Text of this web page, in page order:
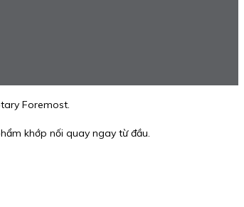
Foremost.
khớp nối quay ngay từ đầu.